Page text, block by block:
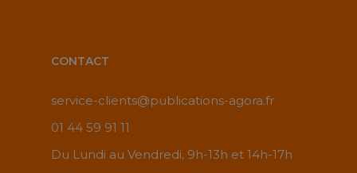
CONTACT
service-clients@publications-agora.fr
01 44 59 91 11
Du Lundi au Vendredi, 9h-13h et 14h-17h